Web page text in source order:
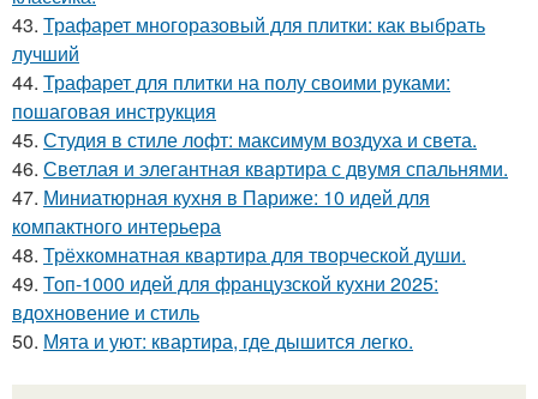
43. Трафарет многоразовый для плитки: как выбрать
лучший
44. Трафарет для плитки на полу своими руками:
пошаговая инструкция
45. Студия в стиле лофт: максимум воздуха и света.
46. Светлая и элегантная квартира с двумя спальнями.
47. Миниатюрная кухня в Париже: 10 идей для
компактного интерьера
48. Трёхкомнатная квартира для творческой души.
49. Топ-1000 идей для французской кухни 2025:
вдохновение и стиль
50. Мята и уют: квартира, где дышится легко.